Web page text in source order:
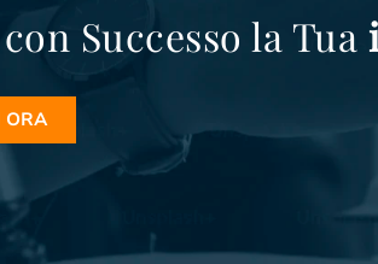
Successo la Tua
ORA